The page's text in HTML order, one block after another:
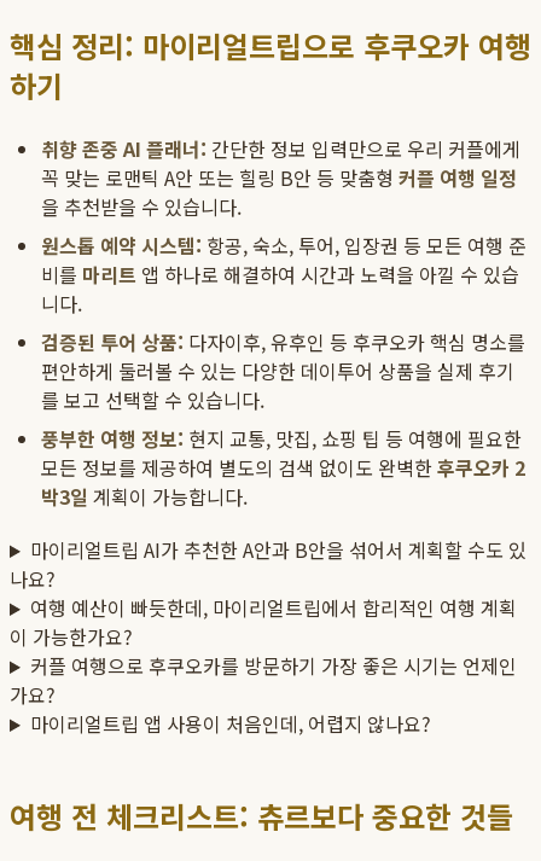
핵심 정리: 마이리얼트립으로 후쿠오카 여행
하기
취향 존중 AI 플래너: 간단한 정보 입력만으로 우리 커플에게
꼭 맞는 로맨틱 A안 또는 힐링 B안 등 맞춤형 커플 여행 일정
을 추천받을 수 있습니다.
원스톱 예약 시스템: 항공, 숙소, 투어, 입장권 등 모든 여행 준
비를 마리트 앱 하나로 해결하여 시간과 노력을 아낄 수 있습
니다.
검증된 투어 상품: 다자이후, 유후인 등 후쿠오카 핵심 명소를
편안하게 둘러볼 수 있는 다양한 데이투어 상품을 실제 후기
를 보고 선택할 수 있습니다.
풍부한 여행 정보: 현지 교통, 맛집, 쇼핑 팁 등 여행에 필요한
모든 정보를 제공하여 별도의 검색 없이도 완벽한후쿠오카 2
박3일 계획이 가능합니다.
마이리얼트립 AI가 추천한 A안과 B안을 섞어서 계획할 수도 있
나요?
여행 예산이 빠듯한데, 마이리얼트립에서 합리적인 여행 계획
이 가능한가요?
커플 여행으로 후쿠오카를 방문하기 가장 좋은 시기는 언제인
가요?
마이리얼트립 앱 사용이 처음인데, 어렵지 않나요?
여행 전 체크리스트: 츄르보다 중요한 것들